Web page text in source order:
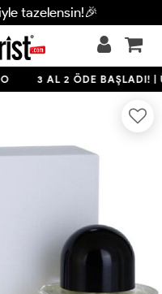
tazelensin!🎉
3 AL 2 ÖDE BAŞLADI! |